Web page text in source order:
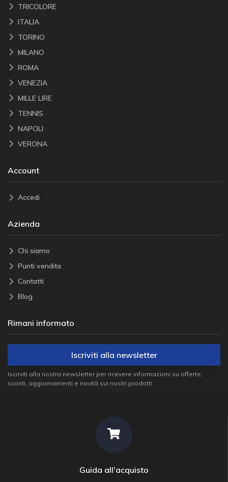
TRICOLORE
ITALIA
TORINO
MILANO
ROMA
VENEZIA
MILLE LIRE
TENNIS
NAPOLI
VERONA
Account
Accedi
Azienda
Chi siamo
Punti vendita
Contatti
Blog
Rimani informato
Iscriviti alla newsletter
Iscriviti alla nostra newsletter per ricevere informazioni su offerte,
sconti, aggiornamenti e novità sui nostri prodotti.
Guida all'acquisto